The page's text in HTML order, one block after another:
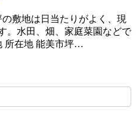
敷地は日当たりがよく、現
。水田、畑、家庭菜園などで
所在地 能美市坪…